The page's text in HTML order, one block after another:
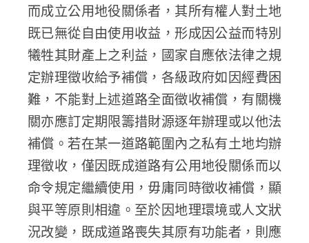
而成立公用地役關係者，其所有權人對土地
既已無從自由使用收益，形成因公益而特別
犧牲其財產上之利益，國家自應依法律之規
定辦理徵收給予補償，各級政府如因經費困
難，不能對上述道路全面徵收補償，有關機
關亦應訂定期限籌措財源逐年辦理或以他法
補償。若在某一道路範圍內之私有土地均辦
理徵收，僅因既成道路有公用地役關係而以
命令規定繼續使用，毋庸同時徵收補償，顯
與平等原則相違。至於因地理環境或人文狀
況改變，既成道路喪失其原有功能者，則應